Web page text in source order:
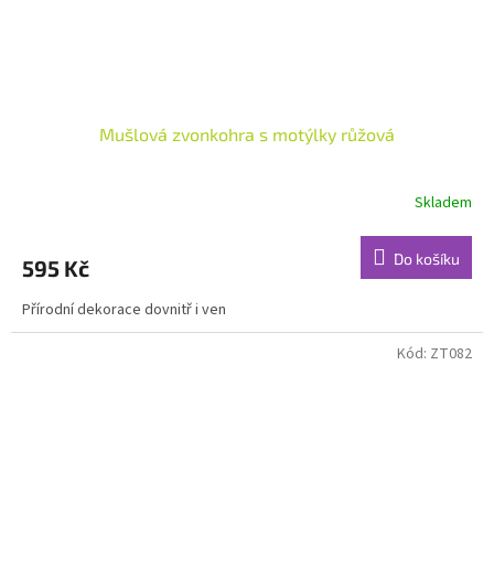
Mušlová zvonkohra s motýlky růžová
Skladem
595 Kč Do košíku
Přírodní dekorace dovnitř i ven
Kód: ZT082